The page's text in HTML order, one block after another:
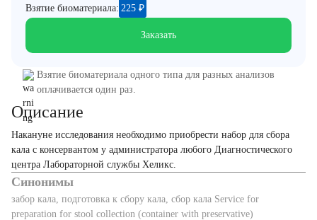
Описание
Накануне исследования необходимо приобрести набор для сбора
кала с консервантом у администратора любого Диагностического
центра Лабораторной службы Хеликс.
Синонимы
забор кала, подготовка к сбору кала, сбор кала Service for
preparation for stool collection (container with preservative)
Взятие биоматериала: 225 ₽
Заказать
Взятие биоматериала одного типа для разных анализов
оплачивается один раз.